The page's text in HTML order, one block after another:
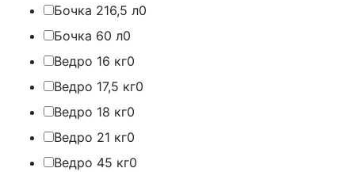
Бочка 216,5 л0
Бочка 60 л0
Ведро 16 кг0
Ведро 17,5 кг0
Ведро 18 кг0
Ведро 21 кг0
Ведро 45 кг0